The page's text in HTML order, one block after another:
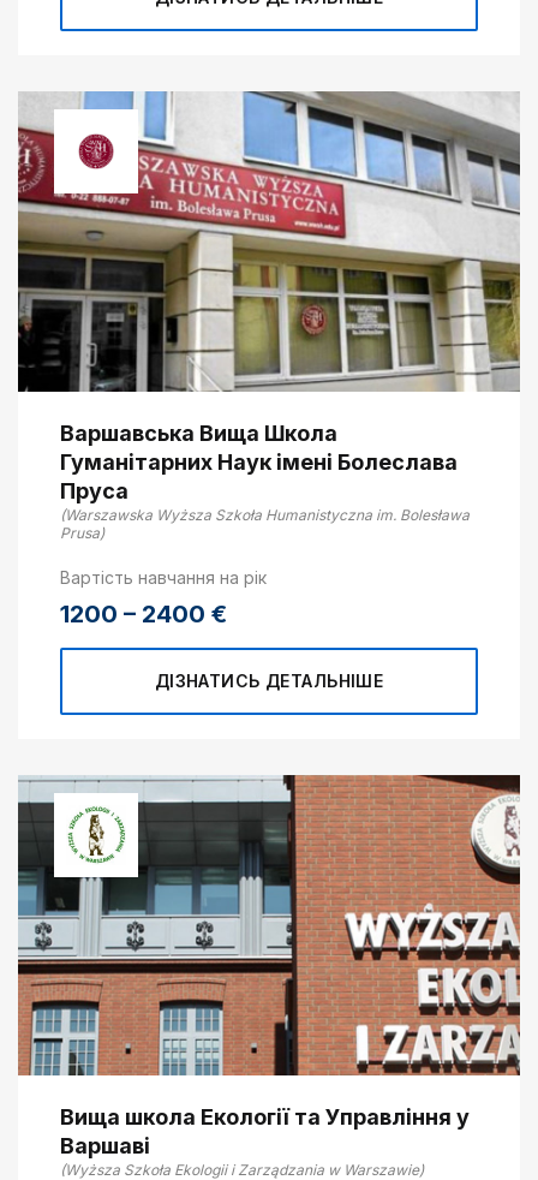
Варшавська Вища Школа
Гуманітарних Наук імені Болеслава
Пруса
(Warszawska Wyższa Szkoła Humanistyczna im. Bolesława
Prusa)
Вартість навчання на рік
1200 – 2400 €
ДІЗНАТИСЬ ДЕТАЛЬНІШЕ
Вища школа Екології та Управління у
Варшаві
(Wyższa Szkoła Ekologii i Zarządzania w Warszawie)